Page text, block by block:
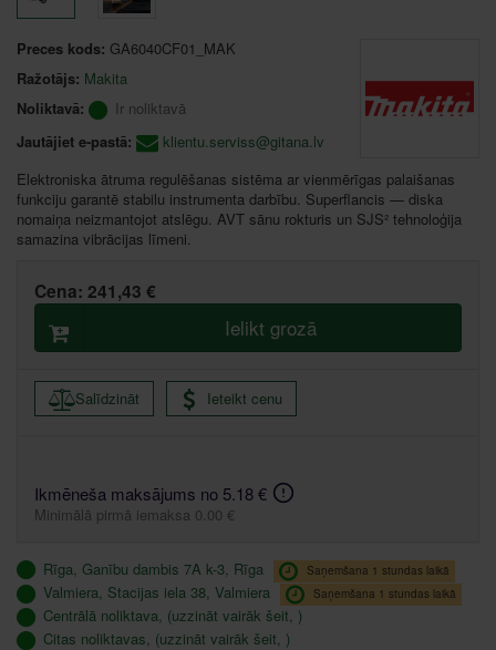
Preces kods: GA6040CF01_MAK
Ražotājs: Makita
Noliktavā:
Ir noliktavā
Jautājiet e-pastā:
klientu.serviss@gitana.lv
Elektroniska ātruma regulēšanas sistēma ar vienmērīgas palaišanas
funkciju garantē stabilu instrumenta darbību. Superflancis — diska
nomaiņa neizmantojot atslēgu. AVT sānu rokturis un SJS² tehnoloģija
samazina vibrācijas līmeni.
Cena: 241,43 €
Ielikt grozā
Salīdzināt Ieteikt cenu
Ikmēneša maksājums no 5.18 €
Minimālā pirmā iemaksa 0.00 €
Rīga, Ganību dambis 7A k-3, Rīga Saņemšana 1 stundas laikā
Valmiera, Stacijas iela 38, Valmiera Saņemšana 1 stundas laikā
Centrālā noliktava, (uzzināt vairāk šeit, )
Citas noliktavas, (uzzināt vairāk šeit, )